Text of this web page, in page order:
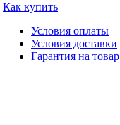
Как купить
Условия оплаты
Условия доставки
Гарантия на товар